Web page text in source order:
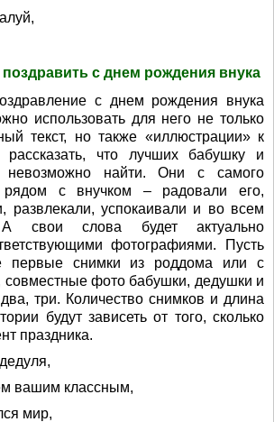
поздравить с днем рождения внука
с днем рождения внука
использовать для него не только
текст, но также «иллюстрации» к
что лучших бабушку и
невозможно найти. Они с самого
с внучком – радовали его,
развлекали, успокаивали и во всем
А свои слова будет актуально
фотографиями. Пусть
первые снимки из роддома или с
фото бабушки, дедушки и
три. Количество снимков и длина
будут зависеть от того, сколько
праздника.
вашим классным,
мир,